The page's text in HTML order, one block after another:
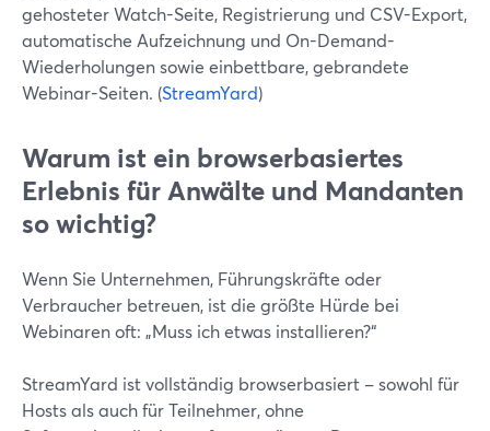
gehosteter Watch-Seite, Registrierung und CSV-Export,
automatische Aufzeichnung und On-Demand-
Wiederholungen sowie einbettbare, gebrandete
Webinar-Seiten. (StreamYard)
Warum ist ein browserbasiertes
Erlebnis für Anwälte und Mandanten
so wichtig?
Wenn Sie Unternehmen, Führungskräfte oder
Verbraucher betreuen, ist die größte Hürde bei
Webinaren oft: „Muss ich etwas installieren?“
StreamYard ist vollständig browserbasiert – sowohl für
Hosts als auch für Teilnehmer, ohne